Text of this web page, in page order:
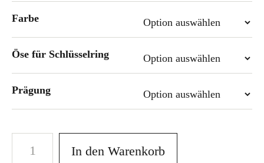
Farbe
Öse für Schlüsselring
Prägung
In den Warenkorb